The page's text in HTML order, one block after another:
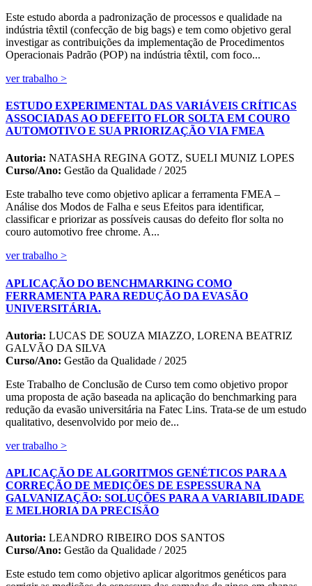
Este estudo aborda a padronização de processos e qualidade na
indústria têxtil (confecção de big bags) e tem como objetivo geral
investigar as contribuições da implementação de Procedimentos
Operacionais Padrão (POP) na indústria têxtil, com foco...
ver trabalho >
ESTUDO EXPERIMENTAL DAS VARIÁVEIS CRÍTICAS
ASSOCIADAS AO DEFEITO FLOR SOLTA EM COURO
AUTOMOTIVO E SUA PRIORIZAÇÃO VIA FMEA
Autoria: NATASHA REGINA GOTZ, SUELI MUNIZ LOPES
Curso/Ano: Gestão da Qualidade / 2025
Este trabalho teve como objetivo aplicar a ferramenta FMEA –
Análise dos Modos de Falha e seus Efeitos para identificar,
classificar e priorizar as possíveis causas do defeito flor solta no
couro automotivo free chrome. A...
ver trabalho >
APLICAÇÃO DO BENCHMARKING COMO
FERRAMENTA PARA REDUÇÃO DA EVASÃO
UNIVERSITÁRIA.
Autoria: LUCAS DE SOUZA MIAZZO, LORENA BEATRIZ
GALVÃO DA SILVA
Curso/Ano: Gestão da Qualidade / 2025
Este Trabalho de Conclusão de Curso tem como objetivo propor
uma proposta de ação baseada na aplicação do benchmarking para
redução da evasão universitária na Fatec Lins. Trata-se de um estudo
qualitativo, desenvolvido por meio de...
ver trabalho >
APLICAÇÃO DE ALGORITMOS GENÉTICOS PARA A
CORREÇÃO DE MEDIÇÕES DE ESPESSURA NA
GALVANIZAÇÃO: SOLUÇÕES PARA A VARIABILIDADE
E MELHORIA DA PRECISÃO
Autoria: LEANDRO RIBEIRO DOS SANTOS
Curso/Ano: Gestão da Qualidade / 2025
Este estudo tem como objetivo aplicar algoritmos genéticos para